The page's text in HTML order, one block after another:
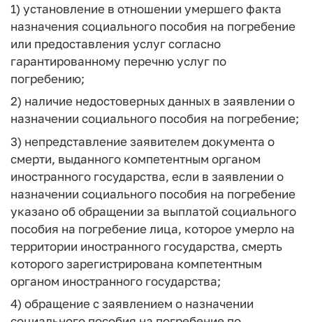
1) установление в отношении умершего факта
назначения социального пособия на погребение
или предоставления услуг согласно
гарантированному перечню услуг по
погребению;
2) наличие недостоверных данных в заявлении о
назначении социального пособия на погребение;
3) непредставление заявителем документа о
смерти, выданного компетентным органом
иностранного государства, если в заявлении о
назначении социального пособия на погребение
указано об обращении за выплатой социального
пособия на погребение лица, которое умерло на
территории иностранного государства, смерть
которого зарегистрирована компетентным
органом иностранного государства;
4) обращение с заявлением о назначении